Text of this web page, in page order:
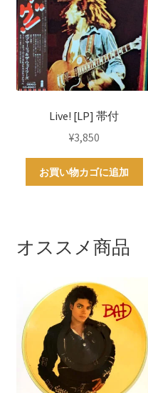
Live! [LP] 帯付
¥3,850
お買い物カゴに追加
オススメ商品